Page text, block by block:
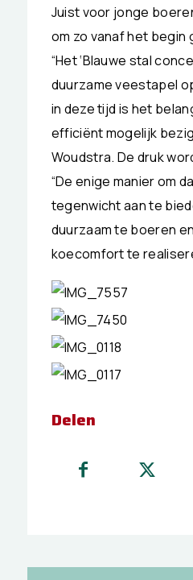
Juist voor jonge
om zo vanaf het
“Het ‘Blauwe stal
duurzame veestapel
in deze tijd is het
efficiënt mogelijk bezig
Woudstra. De druk
“De enige manier om
tegenwicht aan te
duurzaam te boeren
koecomfort te
Delen